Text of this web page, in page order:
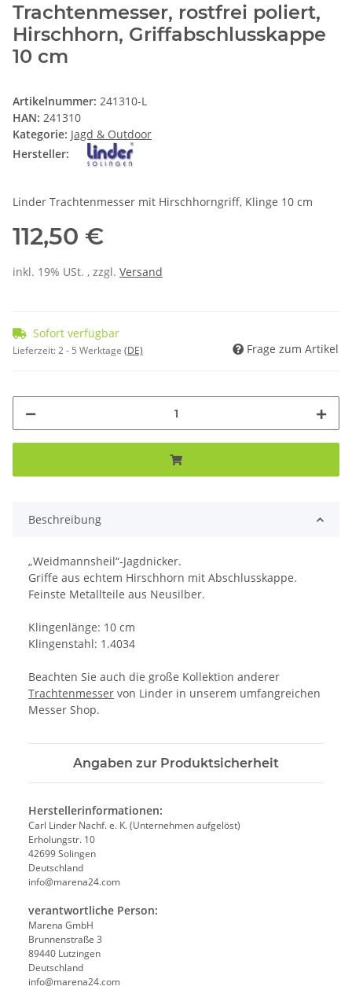
Trachtenmesser, rostfrei poliert,
Hirschhorn, Griffabschlusskappe
10 cm
Artikelnummer: 241310-L
HAN: 241310
Kategorie: Jagd & Outdoor
Hersteller:
Linder Trachtenmesser mit Hirschhorngriff, Klinge 10 cm
112,50 €
inkl. 19% USt. , zzgl. Versand
Sofort verfügbar
Lieferzeit:2 - 5 Werktage (DE) Frage zum Artikel
Beschreibung
„Weidmannsheil“-Jagdnicker.
Griffe aus echtem Hirschhorn mit Abschlusskappe.
Feinste Metallteile aus Neusilber.
Klingenlänge: 10 cm
Klingenstahl: 1.4034
Beachten Sie auch die große Kollektion anderer
Trachtenmesser von Linder in unserem umfangreichen
Messer Shop.
Angaben zur Produktsicherheit
Herstellerinformationen:
Carl Linder Nachf. e. K. (Unternehmen aufgelöst)
Erholungstr. 10
42699 Solingen
Deutschland
info@marena24.com
verantwortliche Person:
Marena GmbH
Brunnenstraße 3
89440 Lutzingen
Deutschland
info@marena24.com